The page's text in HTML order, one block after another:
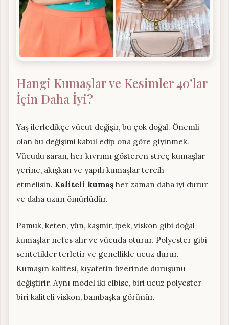
Hangi Kumaşlar ve Kesimler 40’lar
İçin Daha İyi?
Yaş ilerledikçe vücut değişir, bu çok doğal. Önemli
olan bu değişimi kabul edip ona göre giyinmek.
Vücudu saran, her kıvrımı gösteren streç kumaşlar
yerine, akışkan ve yapılı kumaşlar tercih
etmelisin. Kaliteli kumaş her zaman daha iyi durur
ve daha uzun ömürlüdür.
Pamuk, keten, yün, kaşmir, ipek, viskon gibi doğal
kumaşlar nefes alır ve vücuda oturur. Polyester gibi
sentetikler terletir ve genellikle ucuz durur.
Kumaşın kalitesi, kıyafetin üzerinde duruşunu
değiştirir. Aynı model iki elbise, biri ucuz polyester
biri kaliteli viskon, bambaşka görünür.